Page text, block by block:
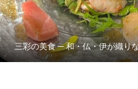
三彩の美食 ─ 和・仏・伊が織り